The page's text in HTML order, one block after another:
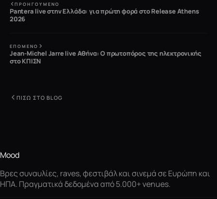
ΠΡΟΗΓΟΎΜΕΝΟ
Pantera live στην Ελλάδα: για πρώτη φορά στο Release Athens
2026
ΕΠΌΜΕΝΟ
Jean-Michel Jarre live Αθήνα: Ο πρωτοπόρος της ηλεκτρονικής
στο ΚΠΙΣΝ
ΠΊΣΩ ΣΤΟ BLOG
Mood
Βρες συναυλίες, raves, φεστιβάλ και σινεμά σε Ευρώπη και
ΗΠΑ. Πραγματικά δεδομένα από 5.000+ venues.